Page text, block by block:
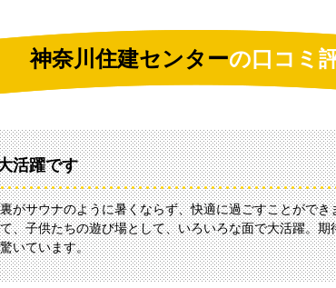
神奈川住建センターの口コミ
活躍です
がサウナのように暑くならず、快適に過ごすことができ
、子供たちの遊び場として、いろいろな面で大活躍。期
いています。